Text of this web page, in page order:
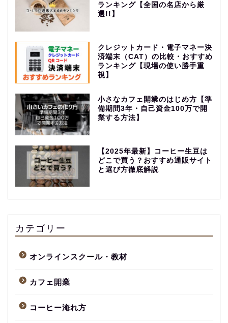
ランキング【全国の名店から厳
選!!】
クレジットカード・電子マネー決
済端末（CAT）の比較・おすすめ
ランキング【現場の使い勝手重
視】
小さなカフェ開業のはじめ方【準
備期間3年・自己資金100万で開
業する方法】
【2025年最新】コーヒー生豆は
どこで買う？おすすめ通販サイト
と選び方徹底解説
カテゴリー
オンラインスクール・教材
カフェ開業
コーヒー淹れ方
【完全版】小さなカフェ
開業準備・必要なもの一
コーヒー焙煎のやり方